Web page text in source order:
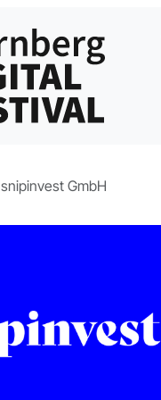
snipinvest GmbH